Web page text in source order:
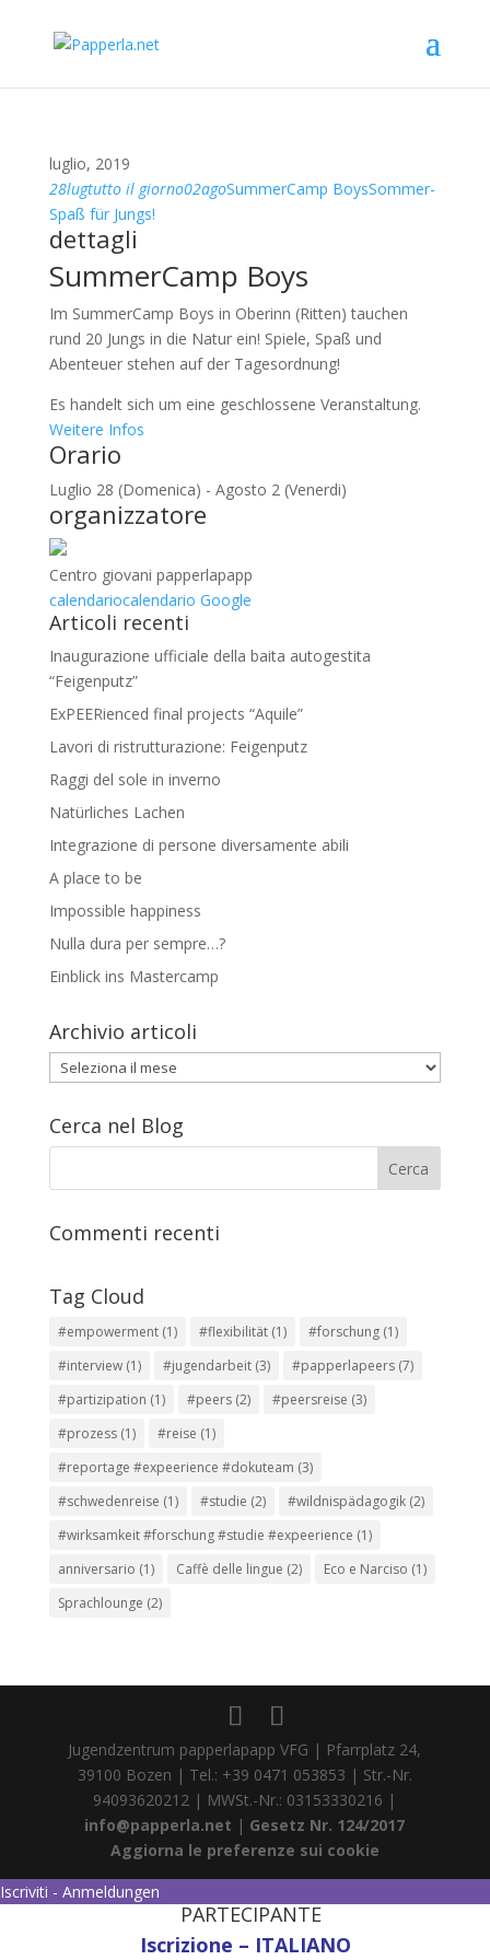
luglio, 2019
28lugtutto il giorno02agoSummerCamp BoysSommer-
Spaß für Jungs!
dettagli
SummerCamp Boys
Im SummerCamp Boys in Oberinn (Ritten) tauchen
rund 20 Jungs in die Natur ein! Spiele, Spaß und
Abenteuer stehen auf der Tagesordnung!
Es handelt sich um eine geschlossene Veranstaltung.
Weitere Infos
Orario
Luglio 28 (Domenica) - Agosto 2 (Venerdi)
organizzatore
Centro giovani papperlapapp
calendariocalendario Google
Articoli recenti
Inaugurazione ufficiale della baita autogestita
“Feigenputz”
ExPEERienced final projects “Aquile”
Lavori di ristrutturazione: Feigenputz
Raggi del sole in inverno
Natürliches Lachen
Integrazione di persone diversamente abili
A place to be
Impossible happiness
Nulla dura per sempre…?
Einblick ins Mastercamp
Archivio articoli
Archivio
articoli
Cerca nel Blog
Commenti recenti
Tag Cloud
#empowerment(1) #flexibilität(1) #forschung(1)
#interview(1) #jugendarbeit(3) #papperlapeers(7)
#partizipation (1) #peers(2) #peersreise (3)
#prozess(1) #reise (1)
#reportage #expeerience #dokuteam (3)
#schwedenreise (1) #studie (2) #wildnispädagogik(2)
#wirksamkeit #forschung #studie #expeerience (1)
anniversario (1) Caffè delle lingue (2) Eco e Narciso (1)
Sprachlounge (2)
Jugendzentrum papperlapapp VFG | Pfarrplatz 24,
39100 Bozen | Tel.: +39 0471 053853 | Str.-Nr.
94093620212 | MWSt.-Nr.: 03153330216 |
info@papperla.net | Gesetz Nr. 124/2017
Aggiorna le preferenze sui cookie
Iscriviti - Anmeldungen
PARTECIPANTE
Iscrizione – ITALIANO